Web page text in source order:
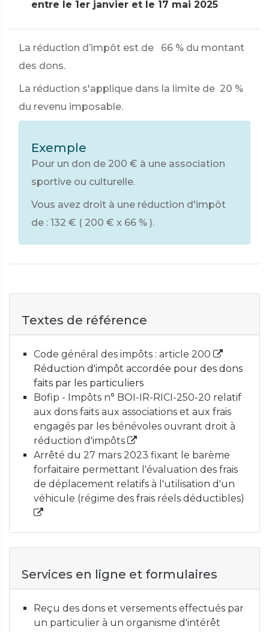
entre le 1er janvier et le 17 mai 2025
La réduction d’impôt est de 66 % du montant
des dons.
La réduction s'applique dans la limite de 20 %
du revenu imposable.
Exemple
Pour un don de 200 € à une association
sportive ou culturelle.
Vous avez droit à une réduction d'impôt
de : 132 € ( 200 € x 66 % ).
Textes de référence
Code général des impôts : article 200
Réduction d'impôt accordée pour des dons
faits par les particuliers
Bofip - Impôts n° BOI-IR-RICI-250-20 relatif
aux dons faits aux associations et aux frais
engagés par les bénévoles ouvrant droit à
réduction d'impôts
Arrêté du 27 mars 2023 fixant le barème
forfaitaire permettant l'évaluation des frais
de déplacement relatifs à l'utilisation d'un
véhicule (régime des frais réels déductibles)
Services en ligne et formulaires
Reçu des dons et versements effectués par
un particulier à un organisme d'intérêt